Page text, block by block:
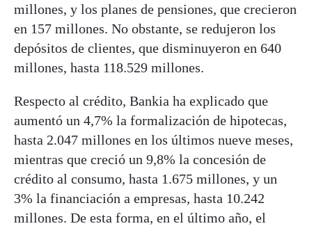
millones, y los planes de pensiones, que crecieron
en 157 millones. No obstante, se redujeron los
depósitos de clientes, que disminuyeron en 640
millones, hasta 118.529 millones.
Respecto al crédito, Bankia ha explicado que
aumentó un 4,7% la formalización de hipotecas,
hasta 2.047 millones en los últimos nueve meses,
mientras que creció un 9,8% la concesión de
crédito al consumo, hasta 1.675 millones, y un
3% la financiación a empresas, hasta 10.242
millones. De esta forma, en el último año, el